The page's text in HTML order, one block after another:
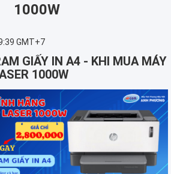
1000W
GMT+7
GIẤY IN A4 - KHI MUA MÁY
1000W